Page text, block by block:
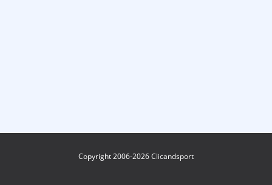
Copyright 2006-2026 Clicandsport